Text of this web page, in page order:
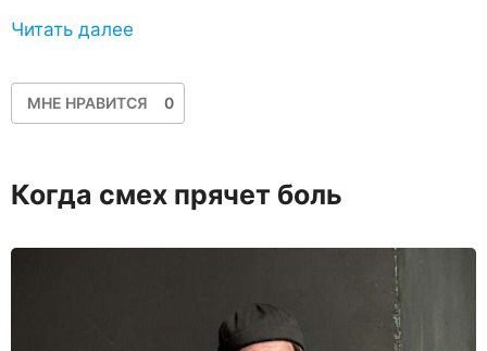
Читать далее
МНЕ НРАВИТСЯ 0
Когда смех прячет боль